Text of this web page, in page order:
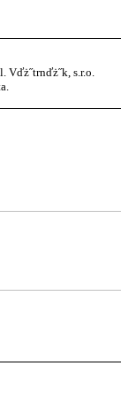
Vďż˝trnďż˝k, s.r.o.